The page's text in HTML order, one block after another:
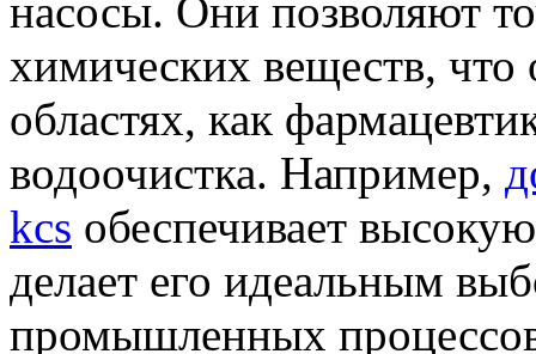
насосы. Они позволяют
химических веществ, что
областях, как
водоочистка. Например,
kcs обеспечивает
делает его идеальным
промышленных